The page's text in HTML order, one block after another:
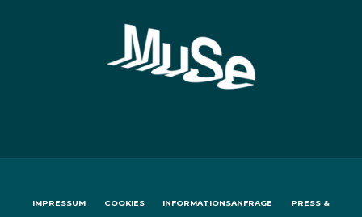
IMPRESSUM COOKIES INFORMATIONSANFRAGE PRESS &